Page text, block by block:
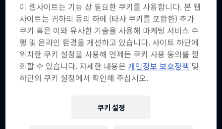
이 웹사이트는 기능 상 필요한 쿠키를 사용합니다. 본 웹
사이트는 귀하의 동의 하에 (타사 쿠키를 포함한) 추가
쿠키 혹은 이와 유사한 기술을 사용해 마케팅 서비스 수
행 및 온라인 환경을 개선하고 있습니다. 사이트 하단에
위치한 쿠키 설정을 사용해 언제든 쿠키 사용 동의를 철
회할 수 있습니다. 자세한 내용은개인정보 보호정책 및
하단의 쿠키 설정에서 확인해 주십시오.
쿠키 설정